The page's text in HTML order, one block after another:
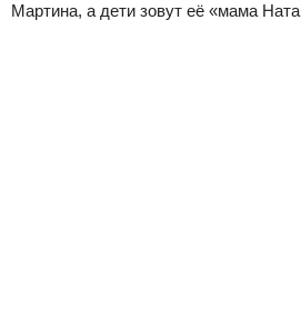
Мартина, а дети зовут её «мама